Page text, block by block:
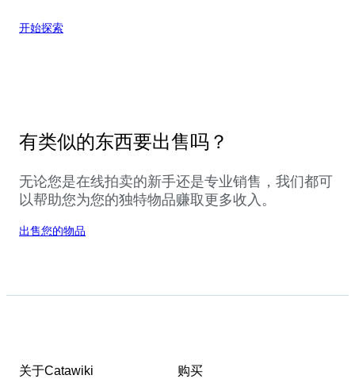
开始探索
有类似的东西要出售吗？
无论您是在线拍卖的新手还是专业销售，我们都可
以帮助您为您的独特物品赚取更多收入。
出售您的物品
关于Catawiki 购买